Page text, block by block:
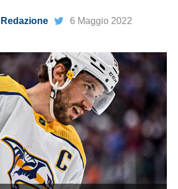
Redazione 6 Maggio 2022